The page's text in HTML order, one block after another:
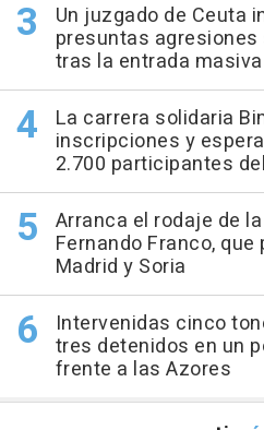
Un juzgado de Ceuta
presuntas
tras la entrada masiva
La carrera solidaria
inscripciones y
2.700 participantes
Arranca el rodaje de
Fernando Franco,
Madrid y Soria
Intervenidas cinco
tres detenidos en un
frente a las Azores